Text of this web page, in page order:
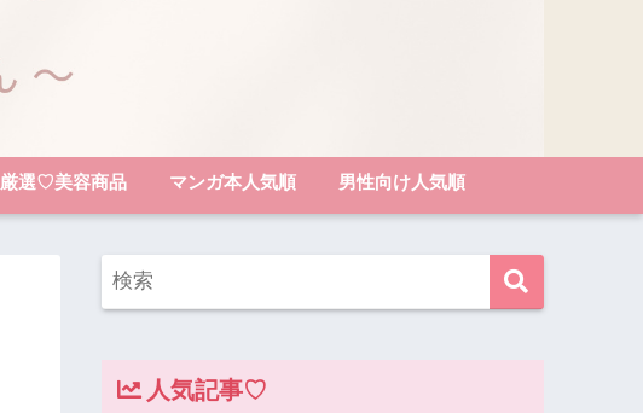
厳選♡美容商品 マンガ本人気順 男性向け人気順
人気記事♡